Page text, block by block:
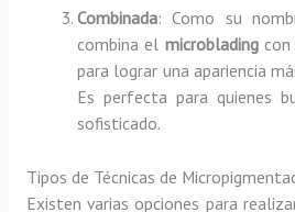
Combinada: Como su
combina el microbladingcon
para lograr una apariencia
Es perfecta para quienes
sofisticado.
Tipos de Técnicas de
Existen varias opciones para